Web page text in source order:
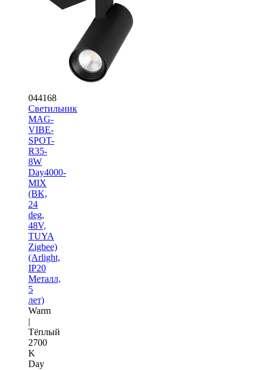
044168
Светильник
MAG-
VIBE-
SPOT-
R35-
8W
Day4000-
MIX
(BK,
24
deg,
48V,
TUYA
Zigbee)
(Arlight,
IP20
Металл,
5
лет)
Warm
|
Тёплый
2700
K
Day